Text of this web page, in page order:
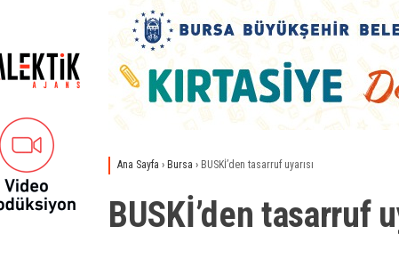
Ana Sayfa › Bursa › BUSKİ’den tasarruf uyarısı
BUSKİ’den tasarruf